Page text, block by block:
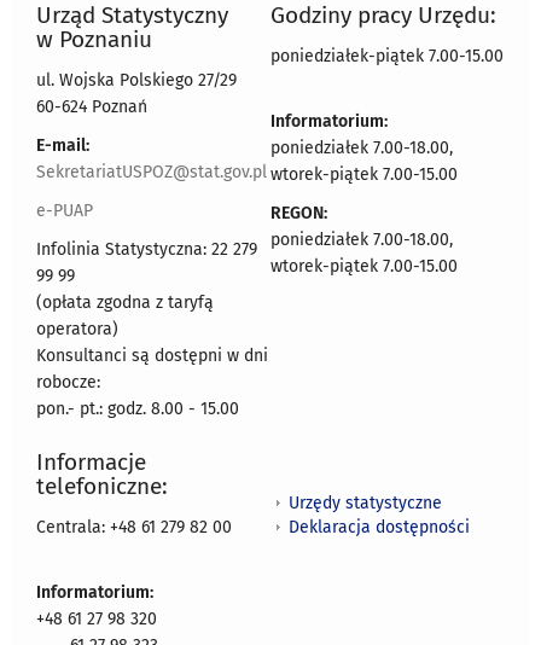
Urząd Statystyczny
w Poznaniu
ul. Wojska Polskiego 27/29
60-624 Poznań
E-mail:
SekretariatUSPOZ@stat.gov.pl
e-PUAP
Infolinia Statystyczna: 22 279
99 99
(opłata zgodna z taryfą
operatora)
Konsultanci są dostępni w dni
robocze:
pon.- pt.: godz. 8.00 - 15.00
Godziny pracy Urzędu:
poniedziałek-piątek 7.00-15.00
Informatorium:
poniedziałek 7.00-18.00,
wtorek-piątek 7.00-15.00
REGON:
poniedziałek 7.00-18.00,
wtorek-piątek 7.00-15.00
Informacje
telefoniczne:
Centrala: +48 61 279 82 00
Informatorium:
+48 61 27 98 320
Urzędy statystyczne
Deklaracja dostępności